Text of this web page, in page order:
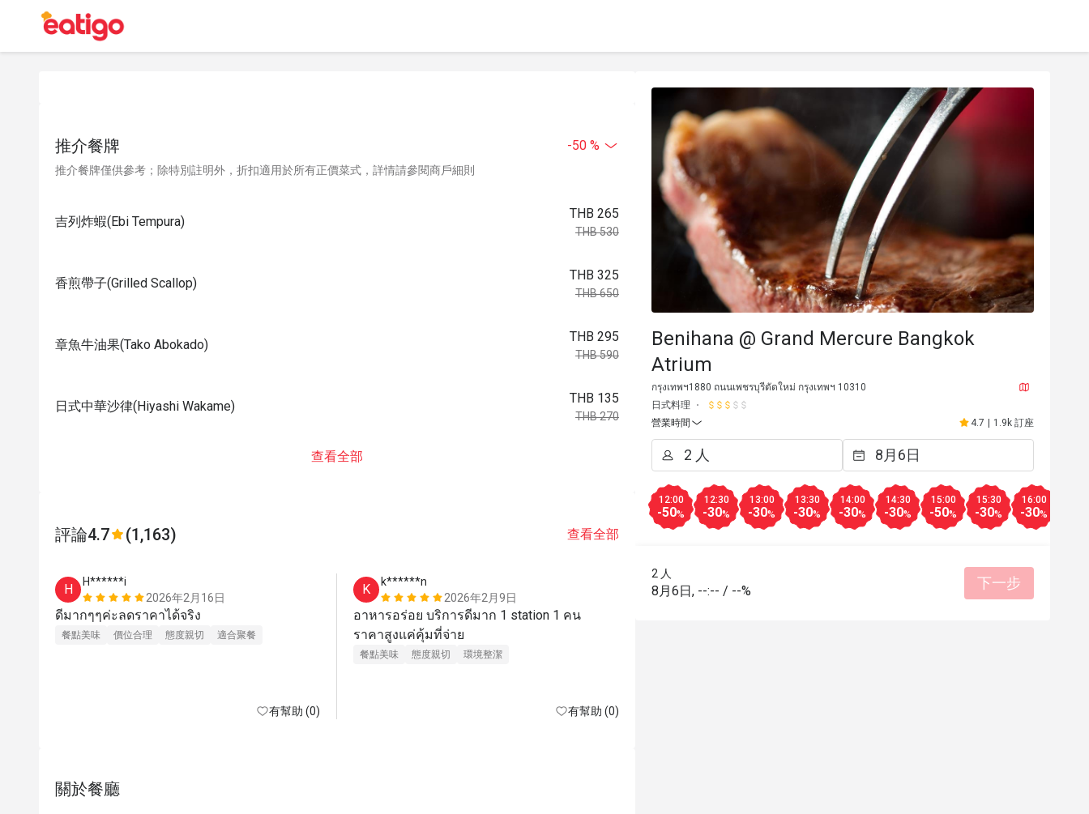
推介餐牌 -50 %
推介餐牌僅供參考；除特別註明外，折扣適用於所有正價菜式，詳情請參閱商戶細則
吉列炸蝦(Ebi Tempura)
THB 265
THB 530
香煎帶子(Grilled Scallop)
THB 325
THB 650
章魚牛油果(Tako Abokado)
THB 295
THB 590
日式中華沙律(Hiyashi Wakame)
THB 135
THB 270
查看全部
評論4.7 (1,163) 查看全部
H
H******i
2026年2月16日
ดีมากๆๆค่ะลดราคาได้จริง
餐點美味 價位合理 態度親切 適合聚餐
有幫助 (0)
K
k******n
2026年2月9日
อาหารอร่อย บริการดีมาก 1 station 1 คน
ราคาสูงแค่คุ้มที่จ่าย
餐點美味 態度親切 環境整潔
有幫助 (0)
S
2025年10月14日
P****a
關於餐廳
Benihana @ Grand Mercure Bangkok
Atrium
กรุงเทพฯ1880 ถนนเพชรบุรีตัดใหม่ กรุงเทพฯ 10310
日式料理
營業時間
4.7 | 1.9k 訂座
12:00
-50%
12:30
-30%
13:00
-30%
13:30
-30%
14:00
-30%
14:30
-30%
15:00
-50%
15:30
-30%
16:00
-30%
2 人
8月6日, --:-- / --% 下一步